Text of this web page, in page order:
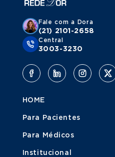
Fale com a Dora
(21) 2101-2658
Central
3003-3230
HOME
Para Pacientes
Para Médicos
Institucional